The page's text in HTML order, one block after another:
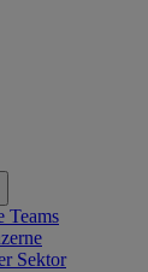
Teams
Sektor